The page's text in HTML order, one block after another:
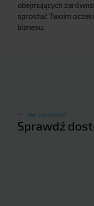
obejmujących zarówno
sprostać Twoim
biznesu.
JAK ZAMAWIAĆ
Sprawdź